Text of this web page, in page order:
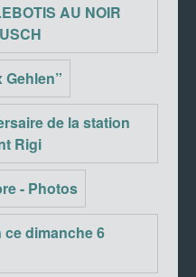
AU NOIR
de la station
Rigi
- Photos
dimanche 6